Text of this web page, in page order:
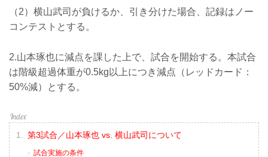
（2）横山武司が負けるか、引き分けた場合、記録はノー
コンテストとする。
2.山本琢也に減点を課した上で、試合を開始する。本試合
は階級超過体重が0.5kg以上につき減点（レッドカード：
50%減）とする。
第3試合／山本琢也 vs. 横山武司について
試合実施の条件